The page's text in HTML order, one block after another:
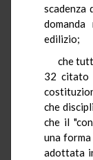
scadenza
edilizio;
che
32 citato
che
che il
una
adottata